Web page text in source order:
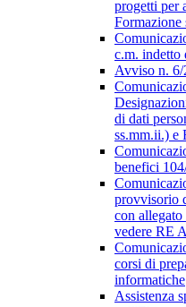
progetti per
Formazione
c.m. indetto
Avviso n. 6/
di dati
ss.mm.ii.) e
benefici
provvisorio
con
vedere RE
corsi di
informatiche
Assistenza